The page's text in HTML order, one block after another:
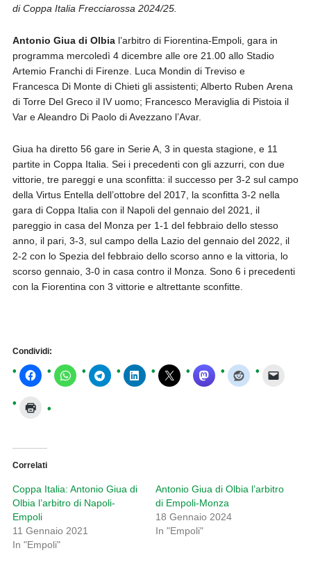
di Coppa Italia Frecciarossa 2024/25.
Antonio Giua di Olbial’arbitro di Fiorentina-Empoli, gara in
programma mercoledì 4 dicembre alle ore 21.00 allo Stadio
Artemio Franchi di Firenze. Luca Mondin di Treviso e
Francesca Di Monte di Chieti gli assistenti; Alberto Ruben Arena
di Torre Del Greco il IV uomo; Francesco Meraviglia di Pistoia il
Var e Aleandro Di Paolo di Avezzano l’Avar.
Giua ha diretto 56 gare in Serie A, 3 in questa stagione, e 11
partite in Coppa Italia. Sei i precedenti con gli azzurri, con due
vittorie, tre pareggi e una sconfitta: il successo per 3-2 sul campo
della Virtus Entella dell’ottobre del 2017, la sconfitta 3-2 nella
gara di Coppa Italia con il Napoli del gennaio del 2021, il
pareggio in casa del Monza per 1-1 del febbraio dello stesso
anno, il pari, 3-3, sul campo della Lazio del gennaio del 2022, il
2-2 con lo Spezia del febbraio dello scorso anno e la vittoria, lo
scorso gennaio, 3-0 in casa contro il Monza. Sono 6 i precedenti
con la Fiorentina con 3 vittorie e altrettante sconfitte.
Condividi:
Correlati
Coppa Italia: Antonio Giua di
Olbia l’arbitro di Napoli-
Empoli
11 Gennaio 2021
In "Empoli"
Antonio Giua di Olbia l’arbitro
di Empoli-Monza
18 Gennaio 2024
In "Empoli"